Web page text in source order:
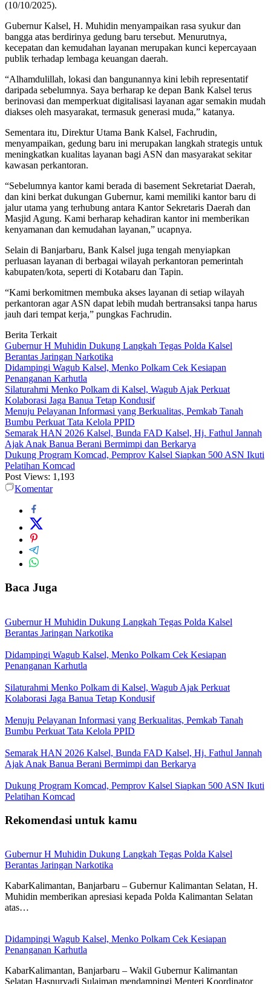
(10/10/2025).
Gubernur Kalsel, H. Muhidin menyampaikan rasa syukur dan
bangga atas berdirinya gedung baru tersebut. Menurutnya,
kecepatan dan kemudahan layanan merupakan kunci kepercayaan
publik terhadap lembaga keuangan daerah.
“Alhamdulillah, lokasi dan bangunannya kini lebih representatif
daripada sebelumnya. Saya berharap ke depan Bank Kalsel terus
berinovasi dan memperkuat digitalisasi layanan agar semakin mudah
diakses oleh masyarakat, termasuk generasi muda,” katanya.
Sementara itu, Direktur Utama Bank Kalsel, Fachrudin,
menyampaikan, gedung baru ini merupakan langkah strategis untuk
meningkatkan kualitas layanan bagi ASN dan masyarakat sekitar
kawasan perkantoran.
“Sebelumnya kantor kami berada di basement Sekretariat Daerah,
dan kini berkat dukungan Gubernur, kami memiliki kantor baru di
jalur utama yang terhubung antara Kantor Sekretaris Daerah dan
Masjid Agung. Kami berharap kehadiran kantor ini memberikan
kenyamanan dan kemudahan layanan,” ucapnya.
Selain di Banjarbaru, Bank Kalsel juga tengah menyiapkan
perluasan layanan di berbagai wilayah perkantoran pemerintah
kabupaten/kota, seperti di Kotabaru dan Tapin.
“Kami berkomitmen membuka akses layanan di setiap wilayah
perkantoran agar ASN dapat lebih mudah bertransaksi tanpa harus
jauh dari tempat kerja,” pungkas Fachrudin.
Berita Terkait
Gubernur H Muhidin Dukung Langkah Tegas Polda Kalsel
Berantas Jaringan Narkotika
Didampingi Wagub Kalsel, Menko Polkam Cek Kesiapan
Penanganan Karhutla
Silaturahmi Menko Polkam di Kalsel, Wagub Ajak Perkuat
Kolaborasi Jaga Banua Tetap Kondusif
Menuju Pelayanan Informasi yang Berkualitas, Pemkab Tanah
Bumbu Perkuat Tata Kelola PPID
Semarak HAN 2026 Kalsel, Bunda FAD Kalsel, Hj. Fathul Jannah
Ajak Anak Banua Berani Bermimpi dan Berkarya
Dukung Program Komcad, Pemprov Kalsel Siapkan 500 ASN Ikuti
Pelatihan Komcad
Post Views: 1,193
Komentar
Baca Juga
Gubernur H Muhidin Dukung Langkah Tegas Polda Kalsel
Berantas Jaringan Narkotika
Didampingi Wagub Kalsel, Menko Polkam Cek Kesiapan
Penanganan Karhutla
Silaturahmi Menko Polkam di Kalsel, Wagub Ajak Perkuat
Kolaborasi Jaga Banua Tetap Kondusif
Menuju Pelayanan Informasi yang Berkualitas, Pemkab Tanah
Bumbu Perkuat Tata Kelola PPID
Semarak HAN 2026 Kalsel, Bunda FAD Kalsel, Hj. Fathul Jannah
Ajak Anak Banua Berani Bermimpi dan Berkarya
Dukung Program Komcad, Pemprov Kalsel Siapkan 500 ASN Ikuti
Pelatihan Komcad
Rekomendasi untuk kamu
Gubernur H Muhidin Dukung Langkah Tegas Polda Kalsel
Berantas Jaringan Narkotika
KabarKalimantan, Banjarbaru – Gubernur Kalimantan Selatan, H.
Muhidin memberikan apresiasi kepada Polda Kalimantan Selatan
atas…
Didampingi Wagub Kalsel, Menko Polkam Cek Kesiapan
Penanganan Karhutla
KabarKalimantan, Banjarbaru – Wakil Gubernur Kalimantan
Selatan Hasnuryadi Sulaiman mendampingi Menteri Koordinator